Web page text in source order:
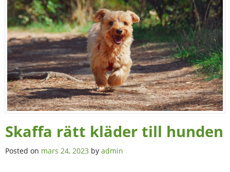
Skaffa rätt kläder till hunden
Posted on mars 24, 2023 by admin